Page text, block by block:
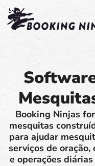
Booking Ninjas
mesquitas
para ajudar
serviços de
e operações